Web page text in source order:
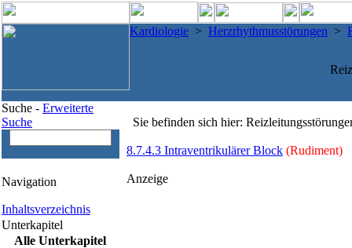
Kardiologie > Herzrhythmusstörungen >
Suche - Erweiterte
Suche
Navigation
Inhaltsverzeichnis
Unterkapitel
Alle Unterkapitel
Sie befinden sich hier:
8.7.4.3 Intraventrikulärer Block (Rudiment)
Anzeige